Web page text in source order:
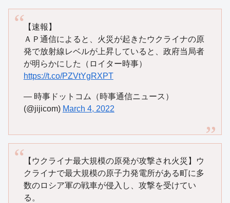
【速報】
ＡＰ通信によると、火災が起きたウクライナの原
発で放射線レベルが上昇していると、政府当局者
が明らかにした（ロイター時事）
https://t.co/PZVtYgRXPT
— 時事ドットコム（時事通信ニュース）
(@jijicom) March 4, 2022
【ウクライナ最大規模の原発が攻撃され火災】ウ
クライナで最大規模の原子力発電所がある町に多
数のロシア軍の戦車が侵入し、攻撃を受けてい
る。